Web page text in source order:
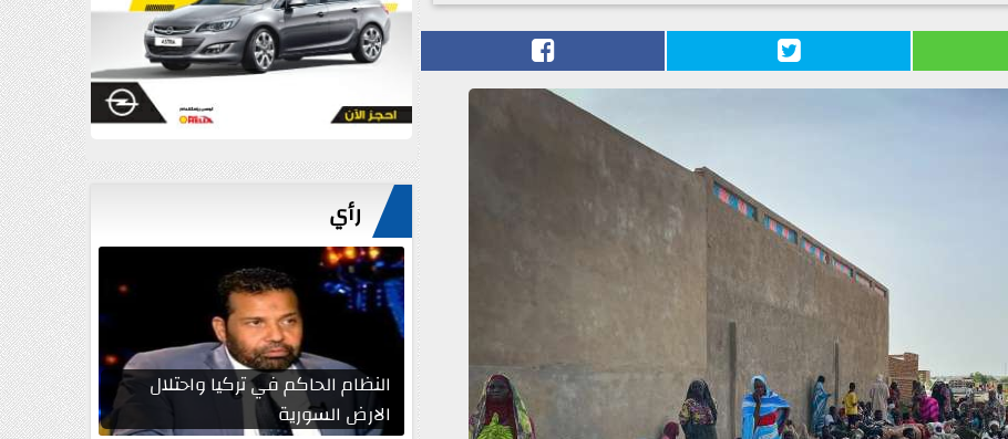
رأي
النظام الحاكم في تركيا واحتلال
الارض السورية